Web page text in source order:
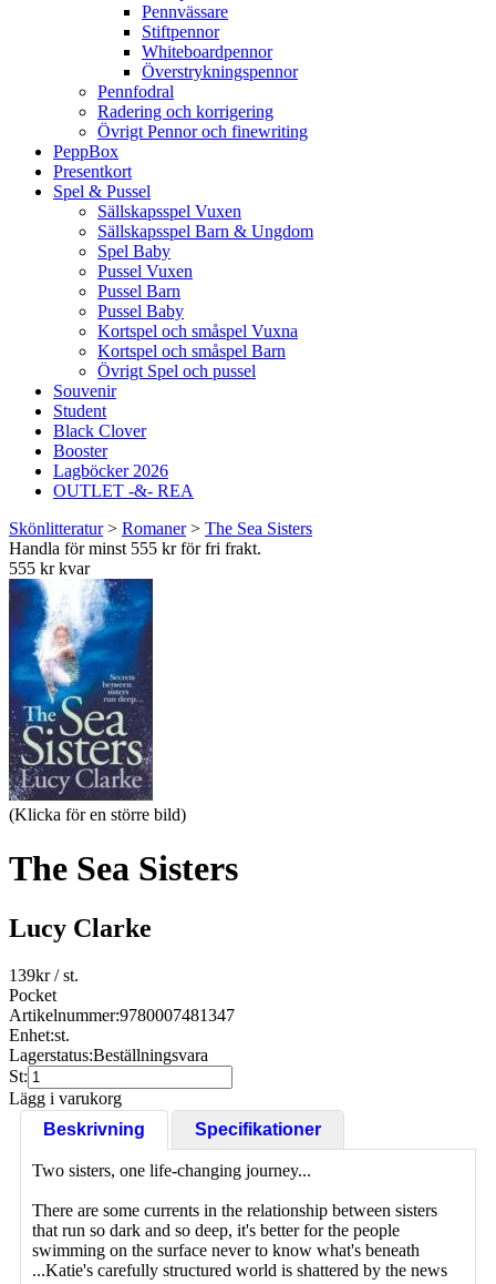
Pennvässare
Stiftpennor
Whiteboardpennor
Överstrykningspennor
Pennfodral
Radering och korrigering
Övrigt Pennor och finewriting
PeppBox
Presentkort
Spel & Pussel
Sällskapsspel Vuxen
Sällskapsspel Barn & Ungdom
Spel Baby
Pussel Vuxen
Pussel Barn
Pussel Baby
Kortspel och småspel Vuxna
Kortspel och småspel Barn
Övrigt Spel och pussel
Souvenir
Student
Black Clover
Booster
Lagböcker 2026
OUTLET -&- REA
Skönlitteratur> Romaner> The Sea Sisters
Handla för minst 555 kr för fri frakt.
555 kr kvar
(Klicka för en större bild)
The Sea Sisters
Lucy Clarke
139kr/ st.
Pocket
Artikelnummer:9780007481347
Enhet:st.
Lagerstatus:Beställningsvara
St:
Lägg i varukorg
Beskrivning
Specifikationer
Two sisters, one life-changing journey...
There are some currents in the relationship between sisters
that run so dark and so deep, it's better for the people
swimming on the surface never to know what's beneath
...Katie's carefully structured world is shattered by the news